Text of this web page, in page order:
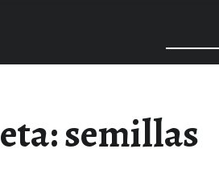
semillas